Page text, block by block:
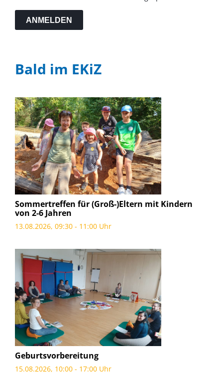
ANMELDEN
Bald im EKiZ
Sommertreffen für (Groß-)Eltern mit Kindern
von 2-6 Jahren
13.08.2026, 09:30 - 11:00 Uhr
Geburtsvorbereitung
15.08.2026, 10:00 - 17:00 Uhr